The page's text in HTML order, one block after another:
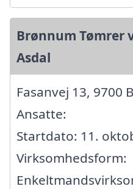
Brønnum Tømrer
Asdal
Fasanvej 13, 9700
Ansatte:
Startdato: 11.
Virksomhedsform: